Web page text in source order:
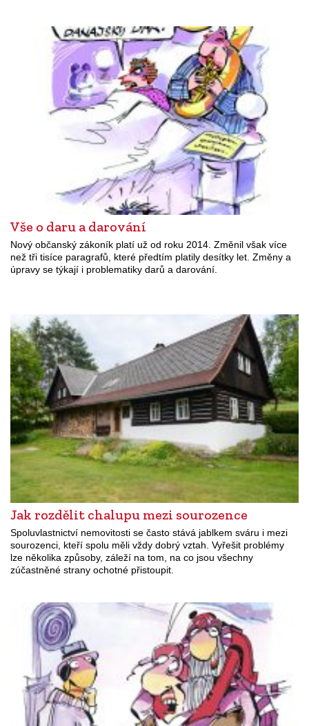
Vše o daru a darování
Nový občanský zákoník platí už od roku 2014. Změnil však více
než tři tisíce paragrafů, které předtím platily desítky let. Změny a
úpravy se týkají i problematiky darů a darování.
Jak rozdělit chalupu mezi sourozence
Spoluvlastnictví nemovitosti se často stává jablkem sváru i mezi
sourozenci, kteří spolu měli vždy dobrý vztah. Vyřešit problémy
lze několika způsoby, záleží na tom, na co jsou všechny
zúčastněné strany ochotné přistoupit.